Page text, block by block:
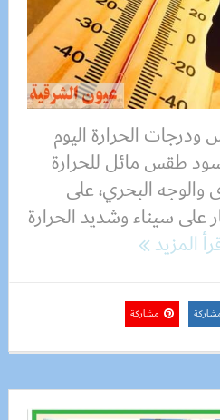
الحرارة اليوم
طقس مائل للحرارة
والوجه البحري، على
على سيناء وشديد الحرارة
المزيد
مشاركة